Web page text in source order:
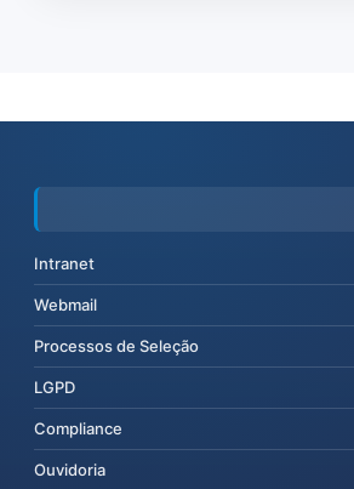
Intranet
Webmail
Processos de Seleção
LGPD
Compliance
Ouvidoria